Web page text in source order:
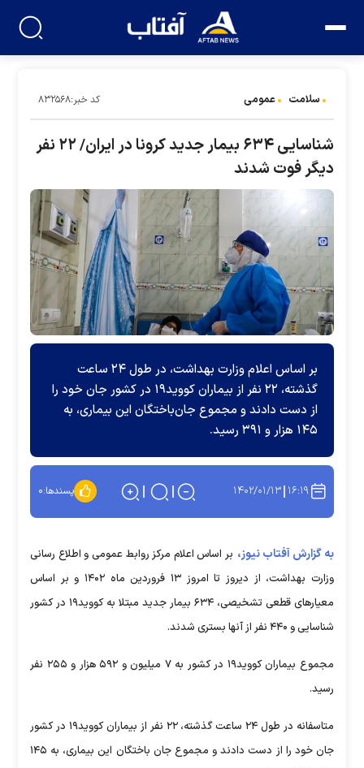
سلامت عمومی کد خبر:۸۳۲۵۶۸
شناسایی ۶۳۴ بیمار جدید کرونا در ایران/ ۲۲ نفر
دیگر فوت شدند
بر اساس اعلام وزارت بهداشت، در طول ۲۴ ساعت
گذشته، ۲۲ نفر از بیماران کووید۱۹ در کشور جان خود را
از دست دادند و مجموع جان‌باختگان این بیماری، به
۱۴۵ هزار و ۳۹۱ رسید.
۱۶:۱۹ ۱۴۰۲/۰۱/۱۳ پسندها:۰
به گزارش آفتاب نیوز، بر اساس اعلام مرکز روابط عمومی و اطلاع رسانی
وزارت بهداشت، از دیروز تا امروز ۱۳ فروردین ماه ۱۴۰۲ و بر اساس
معیارهای قطعی تشخیصی، ۶۳۴ بیمار جدید مبتلا به کووید۱۹ در کشور
شناسایی و ۴۴۰ نفر از آنها بستری شدند.
مجموع بیماران کووید۱۹ در کشور به ۷ میلیون و ۵۹۲ هزار و ۲۵۵ نفر
رسید.
متاسفانه در طول ۲۴ ساعت گذشته، ۲۲ نفر از بیماران کووید۱۹ در کشور
جان خود را از دست دادند و مجموع جان باختگان این بیماری، به ۱۴۵